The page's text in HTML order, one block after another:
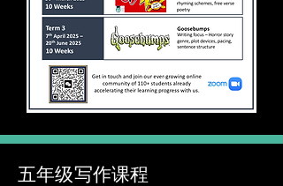
五年级写作课程